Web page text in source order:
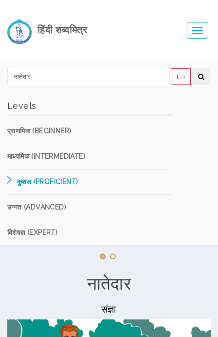
हिंदी शब्दमित्र
Levels
प्राथमिक (BEGINNER)
माध्यमिक (INTERMEDIATE)
कुशल (PROFICIENT)
उन्नत (ADVANCED)
विशेषज्ञ (EXPERT)
नातेदार
संज्ञा